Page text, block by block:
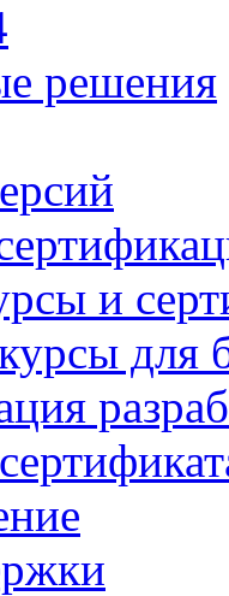
решения
и
для